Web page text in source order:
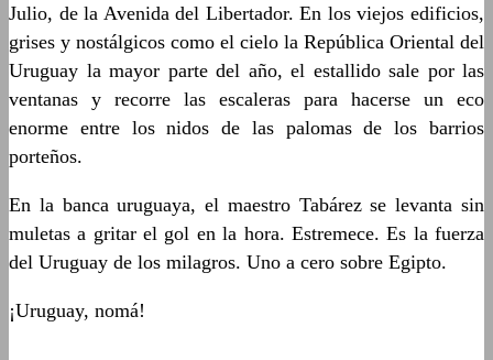
Julio, de la Avenida del Libertador. En los viejos edificios,
grises y nostálgicos como el cielo la República Oriental del
Uruguay la mayor parte del año, el estallido sale por las
ventanas y recorre las escaleras para hacerse un eco
enorme entre los nidos de las palomas de los barrios
porteños.
En la banca uruguaya, el maestro Tabárezse levanta sin
muletas a gritar el gol en la hora. Estremece. Es la fuerza
del Uruguay de los milagros. Uno a cero sobre Egipto.
¡Uruguay, nomá!